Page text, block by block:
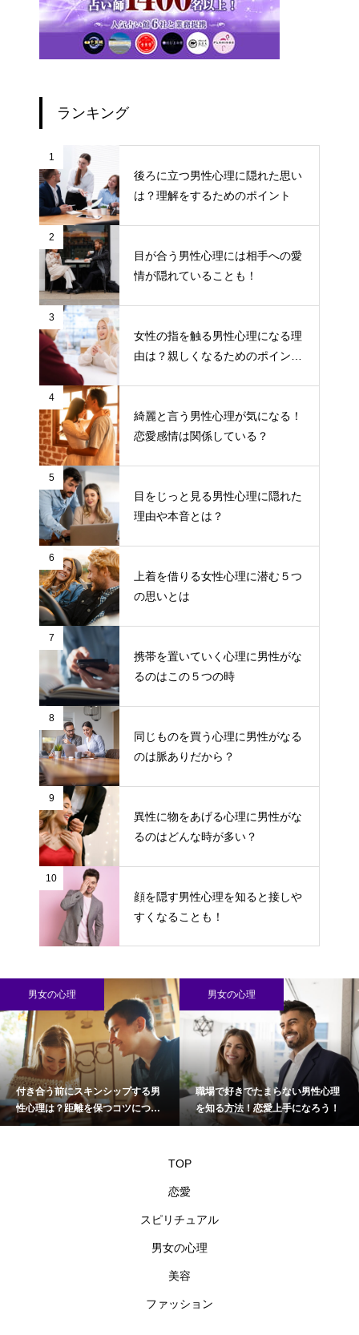
ランキング
1
後ろに立つ男性心理に隠れた思い
は？理解をするためのポイント
2
目が合う男性心理には相手への愛
情が隠れていることも！
3
女性の指を触る男性心理になる理
由は？親しくなるためのポイント
4
綺麗と言う男性心理が気になる！
恋愛感情は関係している？
5
目をじっと見る男性心理に隠れた
理由や本音とは？
6
上着を借りる女性心理に潜む５つ
の思いとは
7
携帯を置いていく心理に男性がな
るのはこの５つの時
8
同じものを買う心理に男性がなる
のは脈ありだから？
9
異性に物をあげる心理に男性がな
るのはどんな時が多い？
10
顔を隠す男性心理を知ると接しや
すくなることも！
男女の心理
付き合う前にスキンシップする男
性心理は？距離を保つコツについ
て
男女の心理
職場で好きでたまらない男性心理
を知る方法！恋愛上手になろう！
TOP
恋愛
スピリチュアル
男女の心理
美容
ファッション